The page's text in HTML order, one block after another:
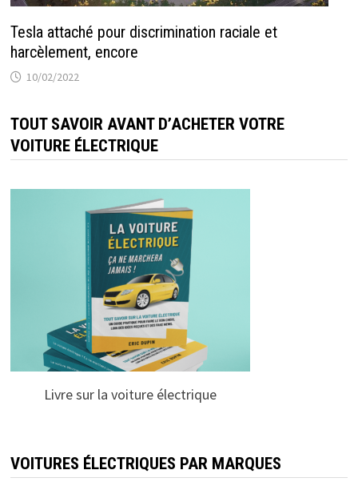
Tesla attaché pour discrimination raciale et
harcèlement, encore
10/02/2022
TOUT SAVOIR AVANT D’ACHETER VOTRE
VOITURE ÉLECTRIQUE
Livre sur la voiture électrique
VOITURES ÉLECTRIQUES PAR MARQUES